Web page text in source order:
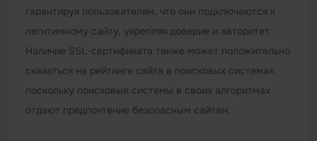
гарантируя пользователям, что они подключаются к
легитимному сайту, укрепляя доверие и авторитет.
Наличие SSL-сертификата также может положительно
сказаться на рейтинге сайта в поисковых системах,
поскольку поисковые системы в своих алгоритмах
отдают предпочтение безопасным сайтам.